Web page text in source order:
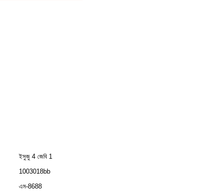
ইসুজু 4 জেবি 1
1003018bb
এম-8688